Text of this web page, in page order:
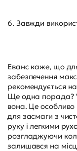
6. Завжди
Еванс каже, що
забезпечення
рекомендується
Ще одна порада?
вона. Це особливо
для засмаги з
руку і легкими
розгладжуючи
залишався на